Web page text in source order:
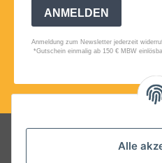
Alle
Folgt uns auf